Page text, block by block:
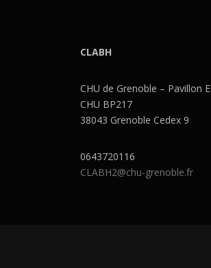
CLABH
CHU de Grenoble – Pavillon E
CHU BP217
38043 Grenoble Cedex 9
0643720116
CLABH2@chu-grenoble.fr